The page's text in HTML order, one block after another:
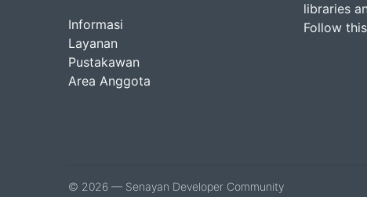
Informasi
Layanan
Pustakawan
Area Anggota
libraries
Follow
© 2026 — Senayan Developer Community